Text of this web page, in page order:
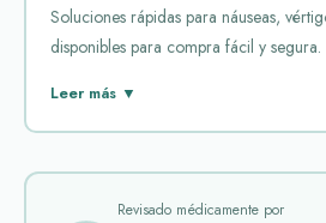
Soluciones rápidas para náuseas,
disponibles para compra fácil y segura.
El mareo es una sensación común que
disponibles en el mercado. Entre los
Antivert, Dramamine y Meclizine.
Leer más ▼
Revisado médicamente por